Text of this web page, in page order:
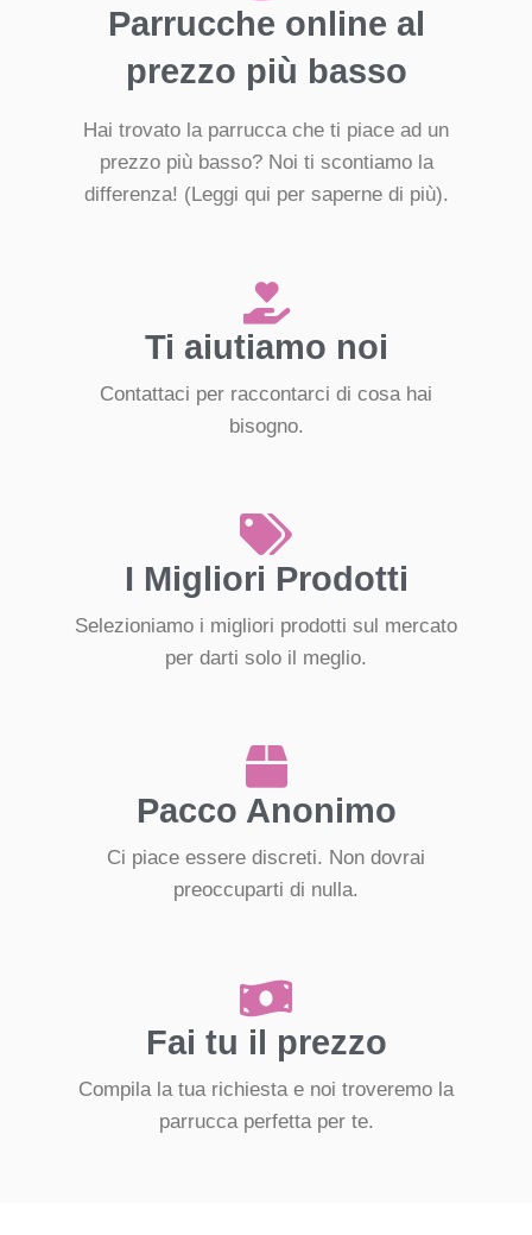
Parrucche online al
prezzo più basso
Hai trovato la parrucca che ti piace ad un
prezzo più basso? Noi ti scontiamo la
differenza! (Leggi qui per saperne di più).
Ti aiutiamo noi
Contattaci per raccontarci di cosa hai
bisogno.
I Migliori Prodotti
Selezioniamo i migliori prodotti sul mercato
per darti solo il meglio.
Pacco Anonimo
Ci piace essere discreti. Non dovrai
preoccuparti di nulla.
Fai tu il prezzo
Compila la tua richiesta e noi troveremo la
parrucca perfetta per te.